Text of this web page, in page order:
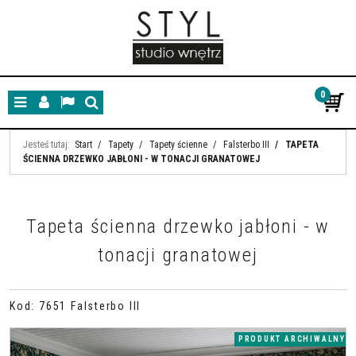
MenuPanelLangSzukaj
0
Jesteś tutaj: Start / Tapety / Tapety ścienne / Falsterbo III /
TAPETA
ŚCIENNA DRZEWKO JABŁONI - W TONACJI GRANATOWEJ
Tapeta ścienna drzewko jabłoni - w
tonacji granatowej
Kod : 7651 Falsterbo III
PRODUKT ARCHIWALNY